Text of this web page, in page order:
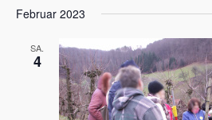
wählen.
Februar 2023
SA.
4